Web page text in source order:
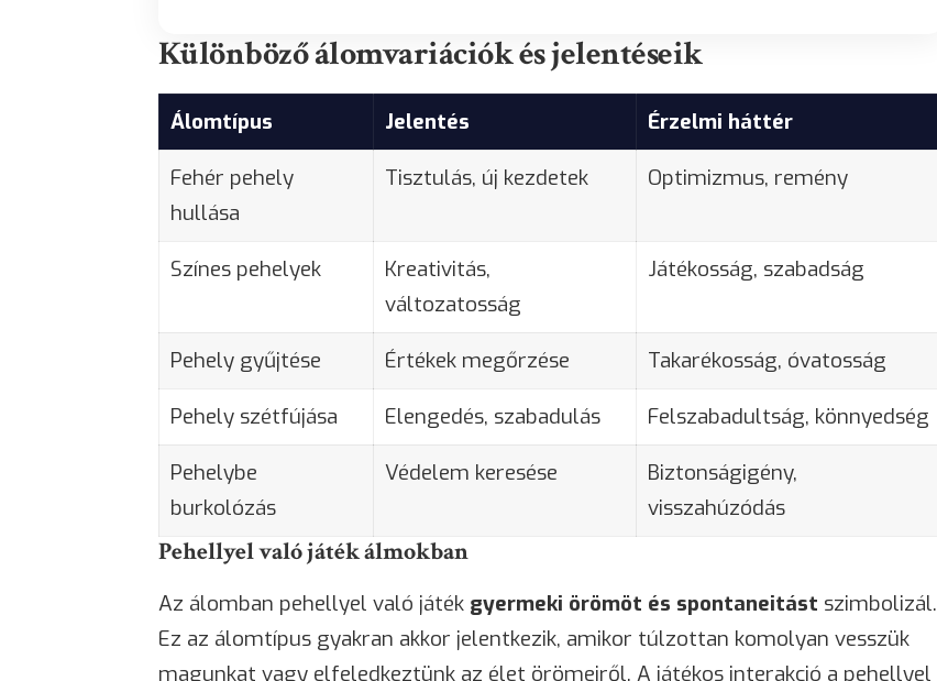
Különböző álomvariációk és jelentéseik
Álomtípus Jelentés Érzelmi háttér
Fehér pehely
hullása
Tisztulás, új kezdetek Optimizmus, remény
Színes pehelyek
Kreativitás,
változatosság
Játékosság, szabadság
Pehely gyűjtése Értékek megőrzése Takarékosság, óvatosság
Pehely szétfújása Elengedés, szabadulás Felszabadultság, könnyedség
Pehelybe
burkolózás
Védelem keresése
Biztonságigény,
visszahúzódás
Pehellyel való játék álmokban
Az álomban pehellyel való játék gyermeki örömöt és spontaneitást szimbolizál.
Ez az álomtípus gyakran akkor jelentkezik, amikor túlzottan komolyan vesszük
magunkat vagy elfeledkeztünk az élet örömeiről. A játékos interakció a pehellyel